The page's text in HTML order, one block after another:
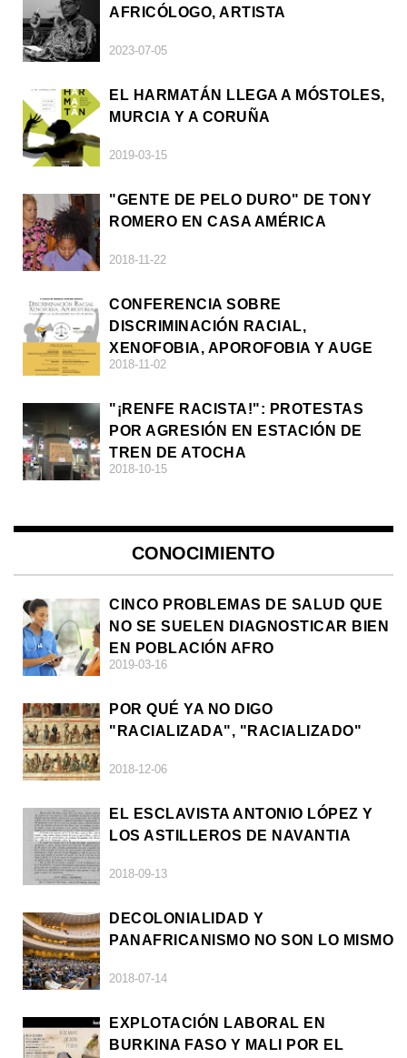
AFRICÓLOGO, ARTISTA
2023-07-05
EL HARMATÁN LLEGA A MÓSTOLES,
MURCIA Y A CORUÑA
2019-03-15
"GENTE DE PELO DURO" DE TONY
ROMERO EN CASA AMÉRICA
2018-11-22
CONFERENCIA SOBRE
DISCRIMINACIÓN RACIAL,
XENOFOBIA, APOROFOBIA Y AUGE
DE LA ULTRADERECHA EN EUROPA
2018-11-02
"¡RENFE RACISTA!": PROTESTAS
POR AGRESIÓN EN ESTACIÓN DE
TREN DE ATOCHA
2018-10-15
CONOCIMIENTO
CINCO PROBLEMAS DE SALUD QUE
NO SE SUELEN DIAGNOSTICAR BIEN
EN POBLACIÓN AFRO
2019-03-16
POR QUÉ YA NO DIGO
"RACIALIZADA", "RACIALIZADO"
2018-12-06
EL ESCLAVISTA ANTONIO LÓPEZ Y
LOS ASTILLEROS DE NAVANTIA
2018-09-13
DECOLONIALIDAD Y
PANAFRICANISMO NO SON LO MISMO
2018-07-14
EXPLOTACIÓN LABORAL EN
BURKINA FASO Y MALI POR EL